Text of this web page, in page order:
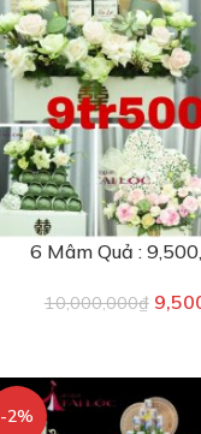
6 Mâm Quả :
10,000,000₫
-2%